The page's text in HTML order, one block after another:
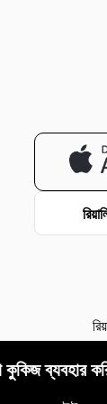
ব্যবহার